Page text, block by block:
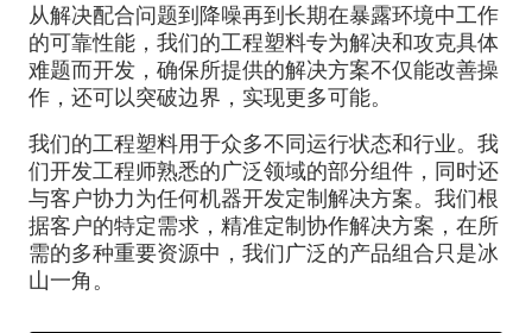
从解决配合问题到降噪再到长期在暴露环境中工作
的可靠性能，我们的工程塑料专为解决和攻克具体
难题而开发，确保所提供的解决方案不仅能改善操
作，还可以突破边界，实现更多可能。
我们的工程塑料用于众多不同运行状态和行业。我
们开发工程师熟悉的广泛领域的部分组件，同时还
与客户协力为任何机器开发定制解决方案。我们根
据客户的特定需求，精准定制协作解决方案，在所
需的多种重要资源中，我们广泛的产品组合只是冰
山一角。